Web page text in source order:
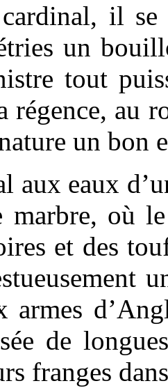
il se
un
tout
régence, au
un bon
aux eaux
marbre, où
et des
armes
de
franges